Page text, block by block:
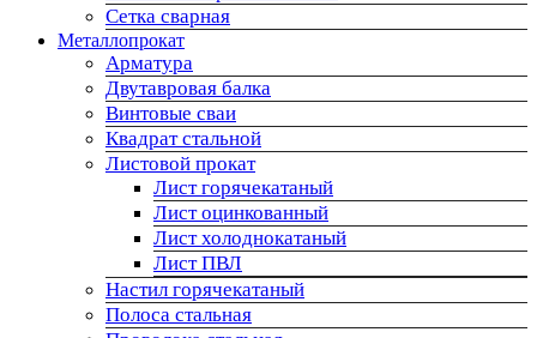
Сетка сварная
Металлопрокат
Арматура
Двутавровая балка
Винтовые сваи
Квадрат стальной
Листовой прокат
Лист горячекатаный
Лист оцинкованный
Лист холоднокатаный
Лист ПВЛ
Настил горячекатаный
Полоса стальная